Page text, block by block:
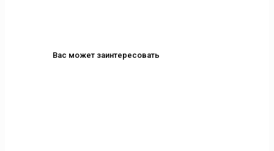
Вас может заинтересовать